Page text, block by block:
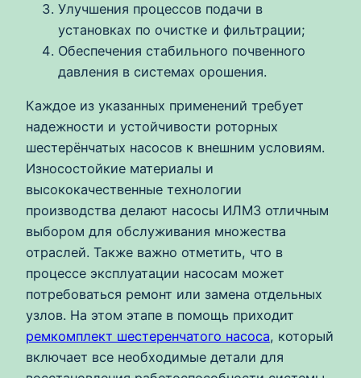
Улучшения процессов подачи в
установках по очистке и фильтрации;
Обеспечения стабильного почвенного
давления в системах орошения.
Каждое из указанных применений требует
надежности и устойчивости роторных
шестерёнчатых насосов к внешним условиям.
Износостойкие материалы и
высококачественные технологии
производства делают насосы ИЛМЗ отличным
выбором для обслуживания множества
отраслей. Также важно отметить, что в
процессе эксплуатации насосам может
потребоваться ремонт или замена отдельных
узлов. На этом этапе в помощь приходит
ремкомплект шестеренчатого насоса, который
включает все необходимые детали для